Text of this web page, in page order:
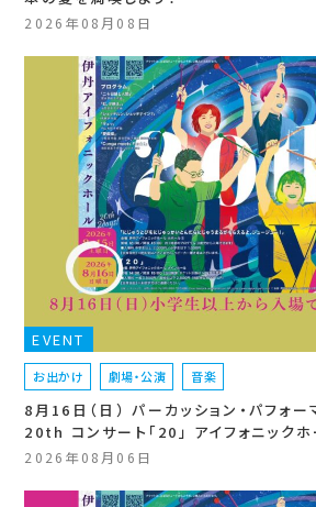
2026年08月08日
EVENT
お出かけ 劇場・公演 音楽
8月16日（日） パーカッション・パフォ
20th コンサート「20」 アイフォニックホ
2026年08月06日